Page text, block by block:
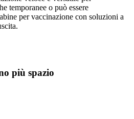
temporanee o può essere
per vaccinazione con soluzioni a
più spazio